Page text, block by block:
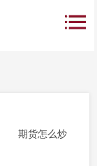
期货怎么炒